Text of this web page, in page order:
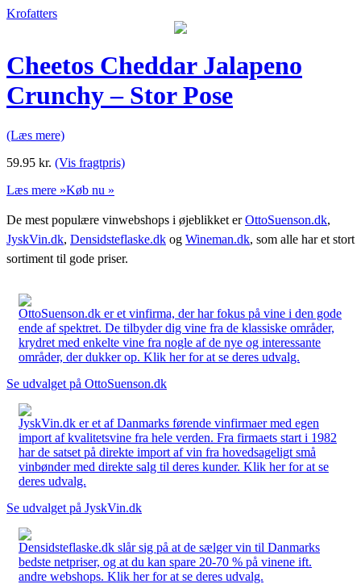
Krofatters
Cheetos Cheddar Jalapeno
Crunchy – Stor Pose
(Læs mere)
59.95 kr. (Vis fragtpris)
Læs mere »Køb nu »
De mest populære vinwebshops i øjeblikket erOttoSuenson.dk,
JyskVin.dk, Densidsteflaske.dk og Wineman.dk, som alle har et stort
sortiment til gode priser.
OttoSuenson.dk er et vinfirma, der har fokus på vine i den gode
ende af spektret. De tilbyder dig vine fra de klassiske områder,
krydret med enkelte vine fra nogle af de nye og interessante
områder, der dukker op. Klik her for at se deres udvalg.
Se udvalget på OttoSuenson.dk
JyskVin.dk er et af Danmarks førende vinfirmaer med egen
import af kvalitetsvine fra hele verden. Fra firmaets start i 1982
har de satset på direkte import af vin fra hovedsageligt små
vinbønder med direkte salg til deres kunder. Klik her for at se
deres udvalg.
Se udvalget på JyskVin.dk
Densidsteflaske.dk slår sig på at de sælger vin til Danmarks
bedste netpriser, og at du kan spare 20-70 % på vinene ift.
andre webshops. Klik her for at se deres udvalg.